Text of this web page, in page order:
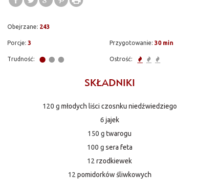
Obejrzane: 243
Porcje: 3 Przygotowanie: 30 min
Trudność: Ostrość:
SKŁADNIKI
120 g młodych liści czosnku niedźwiedziego
6 jajek
150 g twarogu
100 g sera feta
12 rzodkiewek
12 pomidorków śliwkowych